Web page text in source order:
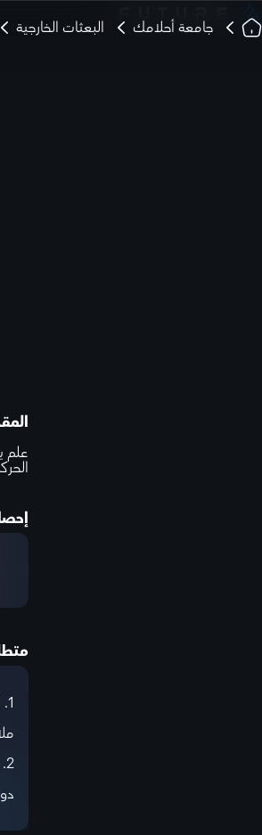
جامعة أحلامك البعثات الخارجية
علم
1. الحصول على درجة لا تقل عن 5.5 في اختبار IELTS المعتمد.
2. الحصول على نسبة لا تقل عن 85% في الثانوية العامة.